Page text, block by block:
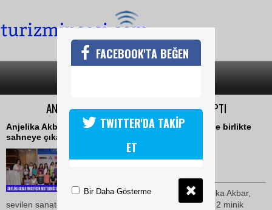
ANJELİKA AKBAR UNICEF İÇİN BESTE YAPTI
Anjelika Akbar,UNICEF Yardım Balosu'nda Nilüfer ile birlikte
sahneye çıkarak,Şimdi adlı eserini seslendirdi
02 Mayıs 2010 / 14:30
Ödüllü piyano sanatçısı Anjelika Akbar,
sevilen sanatçı Nilüfer, TRT Çocuk Korosu ve korodan 2 minik
FACEBOOK'TA BEĞEN
TWITTER'DA TAKİP
ET
Bir Daha Gösterme